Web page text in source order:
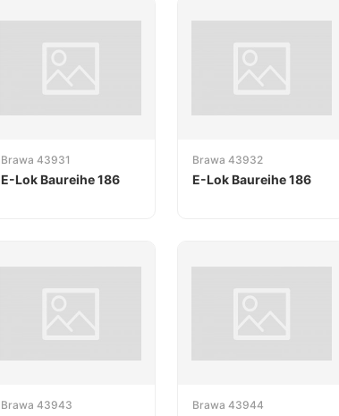
Brawa 43931
E-Lok Baureihe 186
Brawa 43932
E-Lok Baureihe 186
Brawa 43943 Brawa 43944